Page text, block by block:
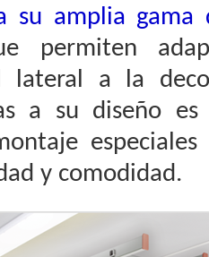
su amplia gama
permiten
lateral a la
a su diseño
y comodidad.